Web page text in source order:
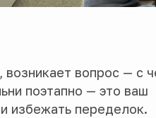
вопрос — с
поэтапно — это ваш
избежать переделок.